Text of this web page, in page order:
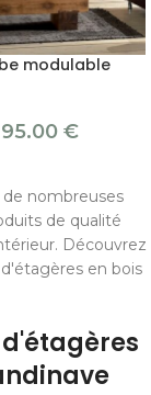
modulable
95.00 €
de nombreuses
de qualité
Découvrez
en bois